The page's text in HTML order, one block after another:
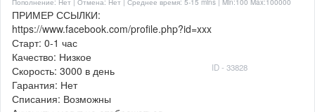
Пополнение: Нет | Отмена: Нет | Среднее время: 5-15 mins | Min:100 Max:100000
ПРИМЕР ССЫЛКИ:
https://www.facebook.com/profile.php?id=xxx
Старт: 0-1 час
Качество: Низкое
Скорость: 3000 в день
Гарантия: Нет
Списания: Возможны
ID - 33828